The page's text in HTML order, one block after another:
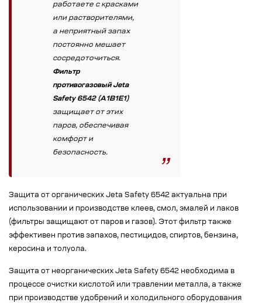
работаете с красками
или растворителями,
а неприятный запах
постоянно мешает
сосредоточиться.
Фильтр
противогазовый Jeta
Safety 6542 (A1B1E1)
защищает от этих
паров, обеспечивая
комфорт и
безопасность.
Защита от органических Jeta Safety 6542 актуальна при
использовании и производстве клеев, смол, эмалей и лаков
(фильтры защищают от паров и газов). Этот фильтр также
эффективен против запахов, пестицидов, спиртов, бензина,
керосина и толуола.
Защита от неорганических Jeta Safety 6542 необходима в
процессе очистки кислотой или травлении металла, а также
при производстве удобрений и холодильного оборудования